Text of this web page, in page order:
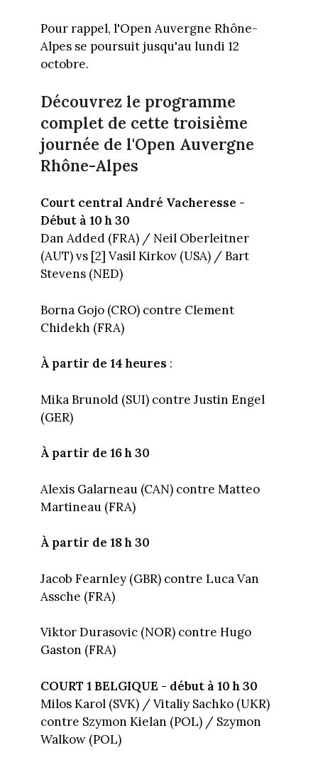
Pour rappel, l'Open Auvergne Rhône-
Alpes se poursuit jusqu'au lundi 12
octobre.
Découvrez le programme
complet de cette troisième
journée de l'Open Auvergne
Rhône-Alpes
Court central André Vacheresse -
Début à 10 h 30
Dan Added (FRA) / Neil Oberleitner
(AUT) vs [2] Vasil Kirkov (USA) / Bart
Stevens (NED)
Borna Gojo (CRO) contre Clement
Chidekh (FRA)
À partir de 14 heures :
Mika Brunold (SUI) contre Justin Engel
(GER)
À partir de 16 h 30
Alexis Galarneau (CAN) contre Matteo
Martineau (FRA)
À partir de 18 h 30
Jacob Fearnley (GBR) contre Luca Van
Assche (FRA)
Viktor Durasovic (NOR) contre Hugo
Gaston (FRA)
COURT 1 BELGIQUE - début à 10 h 30
Milos Karol (SVK) / Vitaliy Sachko (UKR)
contre Szymon Kielan (POL) / Szymon
Walkow (POL)